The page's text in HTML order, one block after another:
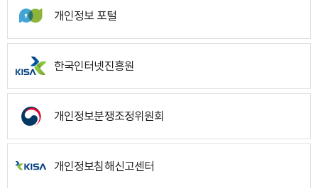
개인정보 포털
한국인터넷진흥원
개인정보분쟁조정위원회
개인정보침해신고센터